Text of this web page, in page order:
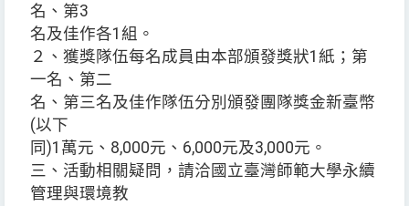
名、第3
名及佳作各1組。
２、獲獎隊伍每名成員由本部頒發獎狀1紙；第
一名、第二
名、第三名及佳作隊伍分別頒發團隊獎金新臺幣
(以下
同)1萬元、8,000元、6,000元及3,000元。
三、活動相關疑問，請洽國立臺灣師範大學永續
管理與環境教